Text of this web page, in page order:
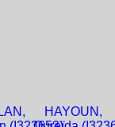
HAYOUN,